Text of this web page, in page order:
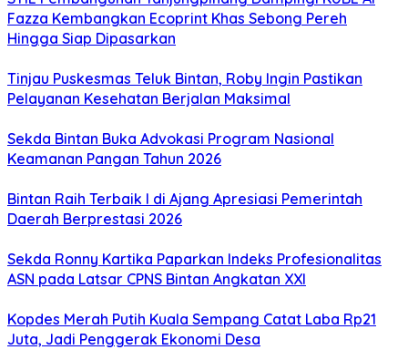
Fazza Kembangkan Ecoprint Khas Sebong Pereh
Hingga Siap Dipasarkan
Tinjau Puskesmas Teluk Bintan, Roby Ingin Pastikan
Pelayanan Kesehatan Berjalan Maksimal
Sekda Bintan Buka Advokasi Program Nasional
Keamanan Pangan Tahun 2026
Bintan Raih Terbaik I di Ajang Apresiasi Pemerintah
Daerah Berprestasi 2026
Sekda Ronny Kartika Paparkan Indeks Profesionalitas
ASN pada Latsar CPNS Bintan Angkatan XXI
Kopdes Merah Putih Kuala Sempang Catat Laba Rp21
Juta, Jadi Penggerak Ekonomi Desa